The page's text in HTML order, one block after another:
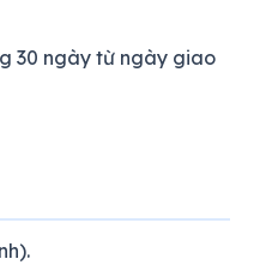
30 ngày từ ngày giao